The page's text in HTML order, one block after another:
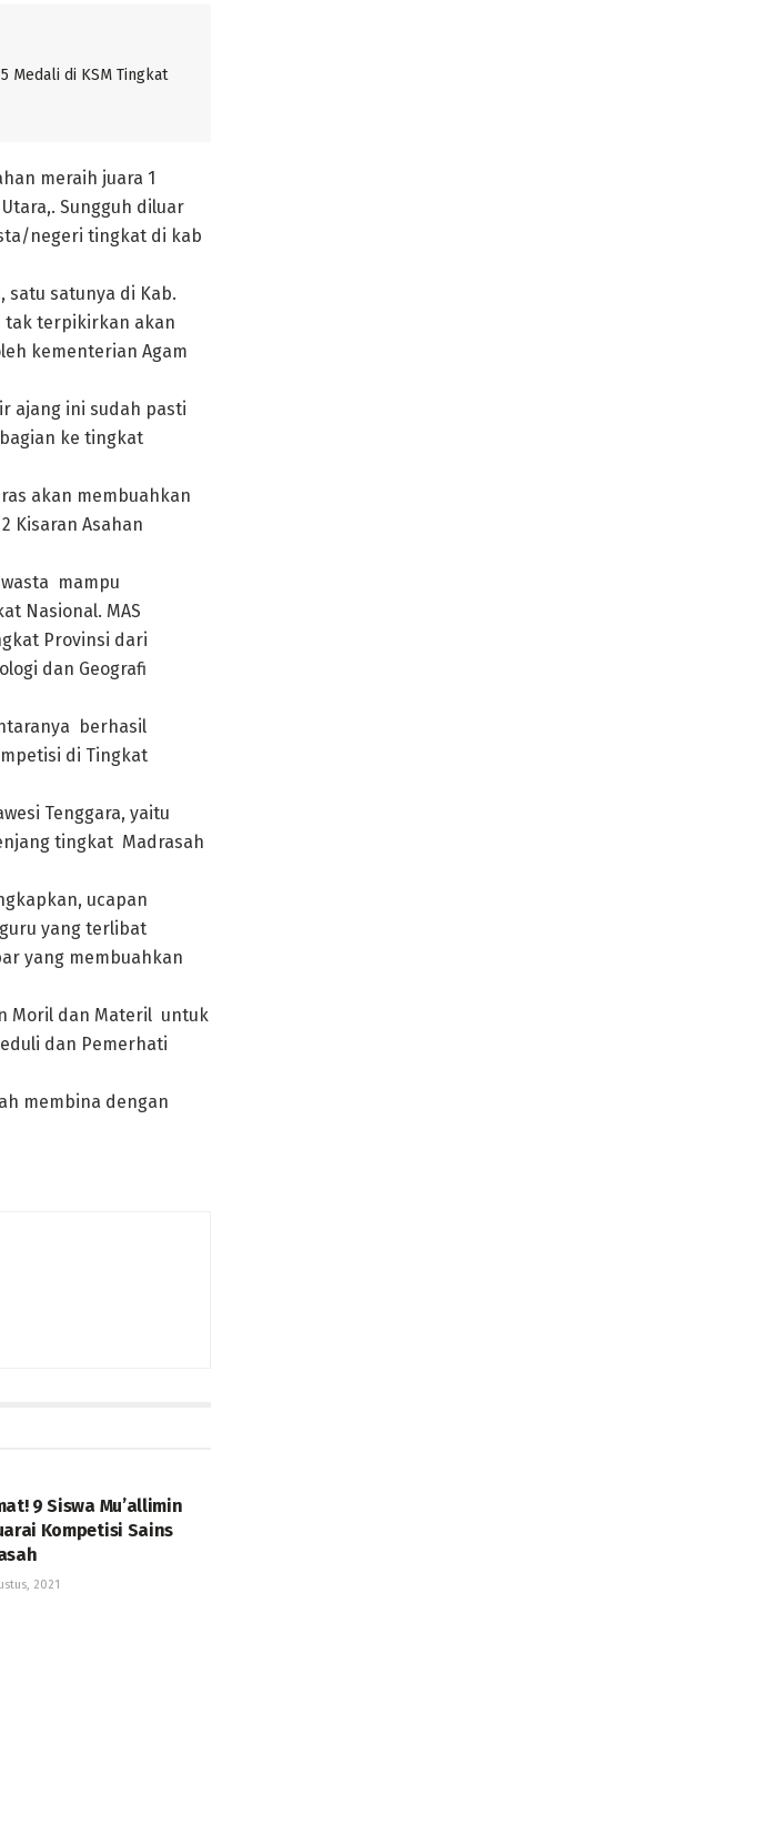
Medali di KSM Tingkat
meraih juara 1
Sungguh diluar
negeri tingkat di kab
satu satunya di Kab.
tak terpikirkan akan
kementerian Agam
ajang ini sudah pasti
ke tingkat
akan membuahkan
Kisaran Asahan
mampu
Nasional. MAS
Provinsi dari
dan Geografi
berhasil
di Tingkat
Tenggara, yaitu
tingkat Madrasah
ucapan
yang terlibat
yang membuahkan
Moril dan Materil untuk
dan Pemerhati
membina dengan
9 Siswa Mu’allimin
Kompetisi Sains
2021